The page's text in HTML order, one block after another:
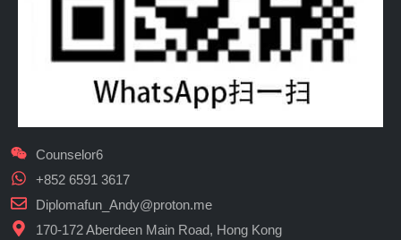
Counselor6
+852 6591 3617
Diplomafun_Andy@proton.me
170-172 Aberdeen Main Road, Hong Kong